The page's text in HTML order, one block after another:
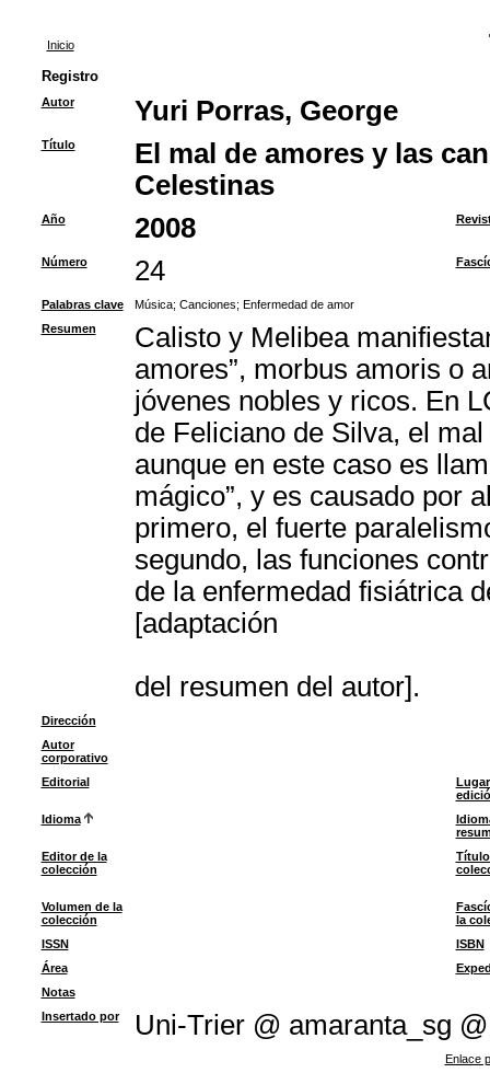
Inicio
Registro
Autor Yuri Porras, George
Título
El mal de amores y las
Celestinas
Año 2008
Número 24
Palabras clave Música; Canciones; Enfermedad de amor
Resumen
Calisto y Melibea
amores”, morbus amoris o
jóvenes nobles y ricos. En
de Feliciano de Silva, el
aunque en este caso es
mágico”, y es causado por
primero, el fuerte
segundo, las funciones
de la enfermedad fisiátrica
[adaptación
del resumen del autor].
Dirección
Autor
corporativo
Editorial
Idioma
Editor de la
colección
Volumen de la
colección
la
ISSN
ISBN
Área
Notas
Insertado por
Uni-Trier @ amaranta_sg @
Enlace